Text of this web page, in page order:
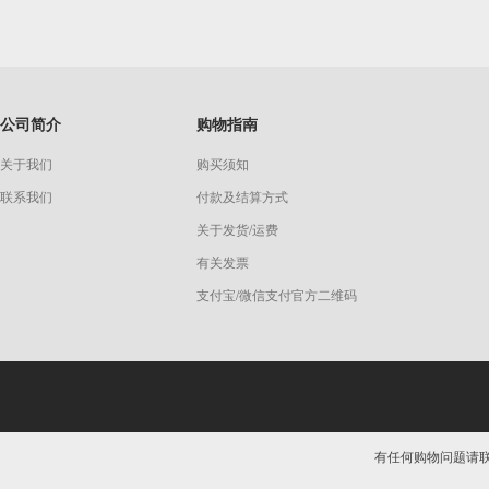
公司简介
关于我们
联系我们
购物指南
购买须知
付款及结算方式
关于发货/运费
有关发票
支付宝/微信支付官方二维码
有任何购物问题请